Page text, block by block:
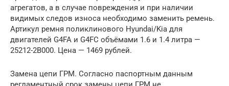
агрегатов, а в случае повреждения и при наличии
видимых следов износа необходимо заменить ремень.
Артикул ремня поликлинового Hyundai/Kia для
двигателей G4FA и G4FC объёмами 1.6 и 1.4 литра —
25212-2B000. Цена — 1469 рублей.
Замена цепи ГРМ. Согласно паспортным данным